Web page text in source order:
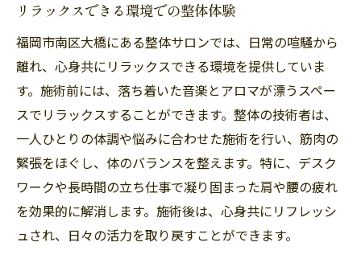
リラックスできる環境での整体体験
福岡市南区大橋にある整体サロンでは、日常の喧騒から
離れ、心身共にリラックスできる環境を提供していま
す。施術前には、落ち着いた音楽とアロマが漂うスペー
スでリラックスすることができます。整体の技術者は、
一人ひとりの体調や悩みに合わせた施術を行い、筋肉の
緊張をほぐし、体のバランスを整えます。特に、デスク
ワークや長時間の立ち仕事で凝り固まった肩や腰の疲れ
を効果的に解消します。施術後は、心身共にリフレッシ
ュされ、日々の活力を取り戻すことができます。